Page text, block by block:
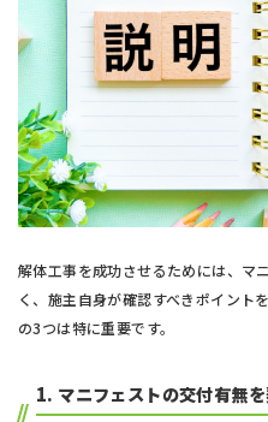
解体工事を成功させるためには、マ
く、施主自身が確認すべきポイント
の3つは特に重要です。
1. マニフェストの交付有無